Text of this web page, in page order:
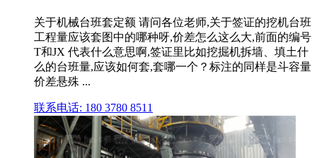
关于机械台班套定额 请问各位老师,关于签证的挖机台班
工程量应该套图中的哪种呀,价差怎么这么大,前面的编号
T和JX 代表什么意思啊,签证里比如挖掘机拆墙、填土什
么的台班量,应该如何套,套哪一个？标注的同样是斗容量
价差悬殊 ...
联系电话: 180 3780 8511